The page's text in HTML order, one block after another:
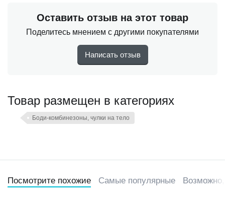
Оставить отзыв на этот товар
Поделитесь мнением с другими покупателями
Написать отзыв
Товар размещен в категориях
Боди-комбинезоны, чулки на тело
Посмотрите похожие Самые популярные Возможно,